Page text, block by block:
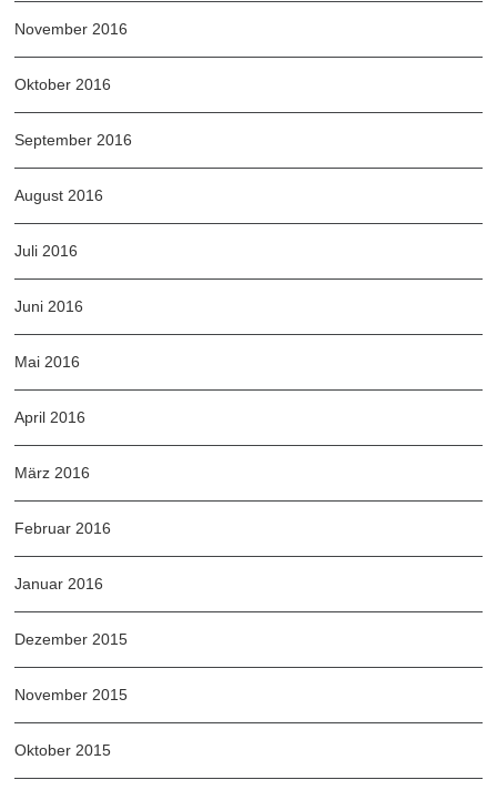
November 2016
Oktober 2016
September 2016
August 2016
Juli 2016
Juni 2016
Mai 2016
April 2016
März 2016
Februar 2016
Januar 2016
Dezember 2015
November 2015
Oktober 2015